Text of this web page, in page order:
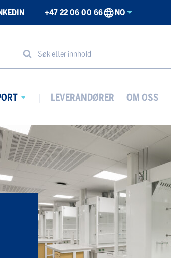
+47 22 06 00 66 NO
Søk etter innhold
LEVERANDØRER OM OSS